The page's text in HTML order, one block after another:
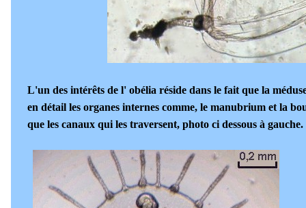
L'un des intérêts de l' obélia réside dans le fait que la
en détail les organes internes comme, le manubrium et la
que les canaux qui les traversent, photo ci dessous à gauche.